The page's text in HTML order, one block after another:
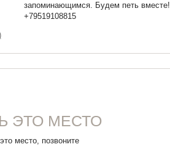
запоминающимся. Будем петь вместе!
+79519108815
ЭТО МЕСТО
место, позвоните